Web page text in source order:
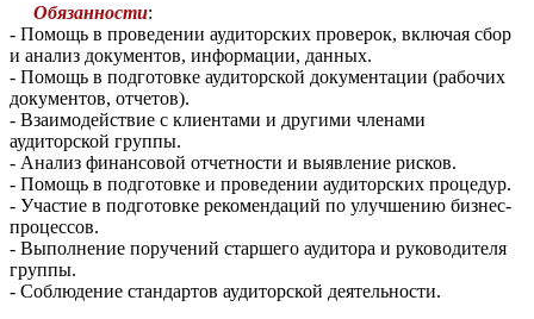
Обязанности:
- Помощь в проведении аудиторских проверок, включая сбор
и анализ документов, информации, данных.
- Помощь в подготовке аудиторской документации (рабочих
документов, отчетов).
- Взаимодействие с клиентами и другими членами
аудиторской группы.
- Анализ финансовой отчетности и выявление рисков.
- Помощь в подготовке и проведении аудиторских процедур.
- Участие в подготовке рекомендаций по улучшению бизнес-
процессов.
- Выполнение поручений старшего аудитора и руководителя
группы.
- Соблюдение стандартов аудиторской деятельности.